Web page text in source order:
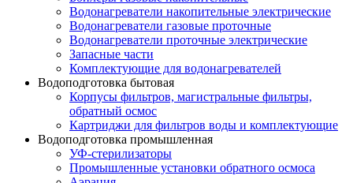
Водонагреватели накопительные электрические
Водонагреватели газовые проточные
Водонагреватели проточные электрические
Запасные части
Комплектующие для водонагревателей
Водоподготовка бытовая
Корпусы фильтров, магистральные фильтры,
обратный осмос
Картриджи для фильтров воды и комплектующие
Водоподготовка промышленная
УФ-стерилизаторы
Промышленные установки обратного осмоса